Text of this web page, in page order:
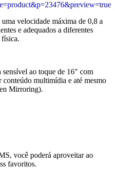
velocidade máxima de 0,8 a
e adequados a diferentes
ao toque de 16″ com
multimídia e até mesmo
Mirroring).
você poderá aproveitar ao
favoritos.